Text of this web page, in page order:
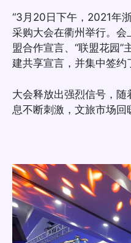
“3月20日下午，2021年
采购大会在衢州举行。会
盟合作宣言、“联盟花园”
建共享宣言，并集中签约
大会释放出强烈信号，随
息不断刺激，文旅市场回